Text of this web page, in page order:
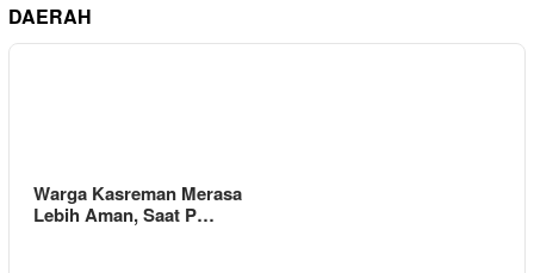
DAERAH
Warga Kasreman Merasa
Lebih Aman, Saat P…